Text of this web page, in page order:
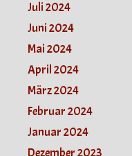
Juli 2024
Juni 2024
Mai 2024
April 2024
März 2024
Februar 2024
Januar 2024
Dezember 2023